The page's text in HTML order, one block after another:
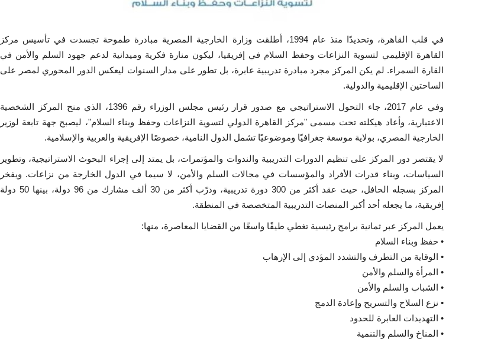
في قلب القاهرة، وتحديدًا منذ عام 1994، أطلقت وزارة الخارجية المصرية مبادرة طموحة تجسدت في تأسيس مركز
القاهرة الإقليمي لتسوية النزاعات وحفظ السلام في إفريقيا، ليكون منارة فكرية وميدانية لدعم جهود السلم والأمن في
القارة السمراء. لم يكن المركز مجرد مبادرة تدريبية عابرة، بل تطور على مدار السنوات ليعكس الدور المحوري لمصر على
الساحتين الإقليمية والدولية.
وفي عام 2017، جاء التحول الاستراتيجي مع صدور قرار رئيس مجلس الوزراء رقم 1396، الذي منح المركز الشخصية
الاعتبارية، وأعاد هيكلته تحت مسمى "مركز القاهرة الدولي لتسوية النزاعات وحفظ وبناء السلام"، ليصبح جهة تابعة لوزير
الخارجية المصري، بولاية موسعة جغرافيًا وموضوعيًا تشمل الدول النامية، خصوصًا الإفريقية والعربية والإسلامية.
لا يقتصر دور المركز على تنظيم الدورات التدريبية والندوات والمؤتمرات، بل يمتد إلى إجراء البحوث الاستراتيجية، وتطوير
السياسات، وبناء قدرات الأفراد والمؤسسات في مجالات السلم والأمن، لا سيما في الدول الخارجة من نزاعات. ويفخر
المركز بسجله الحافل، حيث عقد أكثر من 300 دورة تدريبية، ودرّب أكثر من 30 ألف مشارك من 96 دولة، بينها 50 دولة
إفريقية، ما يجعله أحد أكبر المنصات التدريبية المتخصصة في المنطقة.
يعمل المركز عبر ثمانية برامج رئيسية تغطي طيفًا واسعًا من القضايا المعاصرة، منها:
• حفظ وبناء السلام
• الوقاية من التطرف والتشدد المؤدي إلى الإرهاب
• المرأة والسلم والأمن
• الشباب والسلم والأمن
• نزع السلاح والتسريح وإعادة الدمج
• التهديدات العابرة للحدود
• المناخ والسلم والتنمية